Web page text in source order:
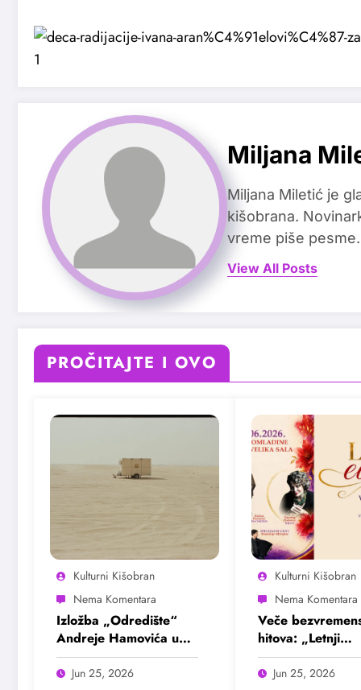
Miljana
Miljana Miletić je
kišobrana.
vreme piše pesme.
View All Posts
PROČITAJTE I OVO
Kulturni Kišobran
Izložba „Odredište“
Andreje Hamovića u
Bioskopu Balkan
Jun 25, 2026
Kulturni Kišobran
Veče
hitova: „Letnji
evergrin“ u
omladine
Jun 25, 2026